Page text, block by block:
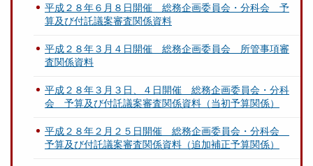
平成２８年６月８日開催 総務企画委員会・分科会 予
算及び付託議案審査関係資料
平成２８年３月４日開催 総務企画委員会 所管事項審
査関係資料
平成２８年３月３日、４日開催 総務企画委員会・分科
会 予算及び付託議案審査関係資料（当初予算関係）
平成２８年２月２５日開催 総務企画委員会・分科会
予算及び付託議案審査関係資料（追加補正予算関係）